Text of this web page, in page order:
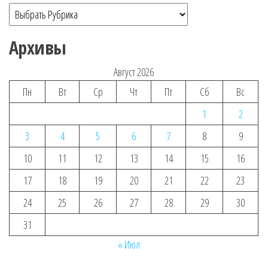
Архивы
Август 2026
Пн
Вт Ср Чт Пт Сб
Вс
1
2
3
4 5 6 7 8
9
10
11 12 13 14 15
16
17
18 19 20 21 22
23
24
25 26 27 28 29
30
31
« Июл